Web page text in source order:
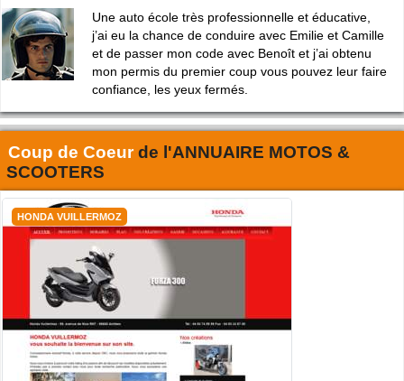
Une auto école très professionnelle et éducative,
j’ai eu la chance de conduire avec Emilie et Camille
et de passer mon code avec Benoît et j’ai obtenu
mon permis du premier coup vous pouvez leur faire
confiance, les yeux fermés.
Coup de Coeurde l'ANNUAIRE MOTOS &
SCOOTERS
HONDA VUILLERMOZ